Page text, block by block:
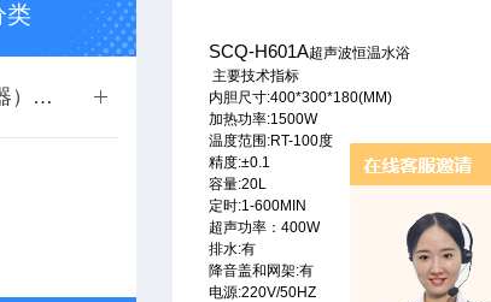
类
超声波清洗机（器）系列
SCQ-H601A超声波恒温水浴
主要技术指标
内胆尺寸:400*300*180(MM)
加热功率:1500W
温度范围 :RT-100度
精度:±0.1
容量:20L
定时:1-600MIN
超声功率：400W
排水:有
降音盖和网架:有
电源:220V/50HZ